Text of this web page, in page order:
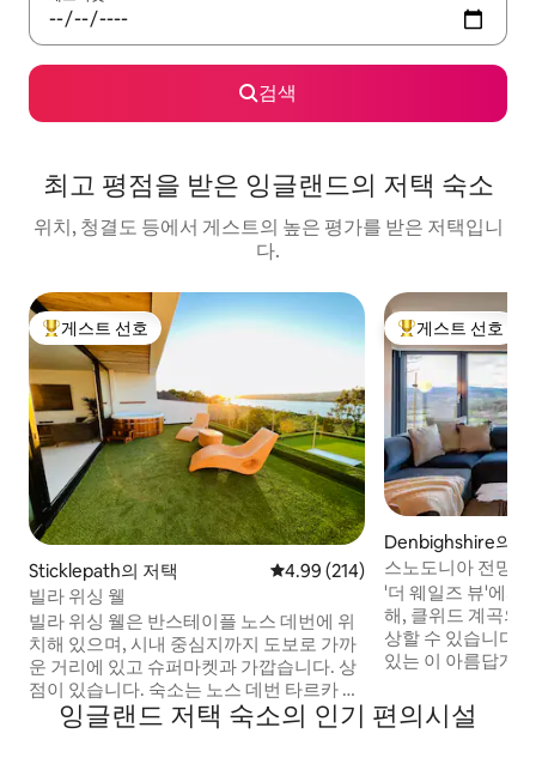
검색
최고 평점을 받은 잉글랜드의 저택 숙소
위치, 청결도 등에서 게스트의 높은 평가를 받은 저택입니
다.
상위 게스트 선호
게스트 선호
Sticklepath의 저택 평점 4.99점(5점 만점), 후기 214
4.99 (214)
빌라 위싱 웰
빌라 위싱 웰은 반스테이플 노스 데번에 위
치해 있으며, 시내 중심지까지 도보로 가까
운 거리에 있고 슈퍼마켓과 가깝습니다. 상
점이 있습니다. 숙소는 노스 데번 타르카 트
레일 및 타우강의 뛰어난 전망을 자랑합니
다. 사랑스러운 샌디 비치에서 불과 5마일
상위 게스트 선호
게스트 선호
Denbighshire의
스노도니아 전망
조
'더 웨일즈 뷰'에서
해, 클위드 계곡의
상할 수 있습니다.
있는 이 아름답게
머신이 있는 게임
고 있으며, 모든 시
잉글랜드 저택 숙소의 인기 편의시설